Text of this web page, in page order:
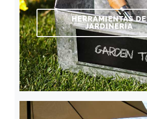
HERRAMIENTAS DE
JARDINERÍA